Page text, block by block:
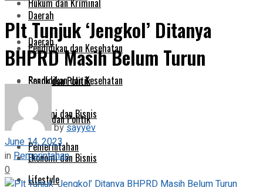
Daerah
Pendidikan dan Kesehatan
Sosok dan Politik
Ekonomi dan Bisnis
Pemerintahan
Lifestyle
Hukum dan Kriminal
Daerah
Pendidikan dan Kesehatan
Sosok dan Politik
Ekonomi dan Bisnis
Plt Tunjuk ‘Jengkol’ Ditanya
BHPRD Masih Belum Turun
bysayyev
June 14, 2023
inPemerintahan
0